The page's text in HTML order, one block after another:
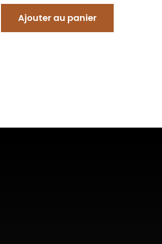
Ajouter au panier